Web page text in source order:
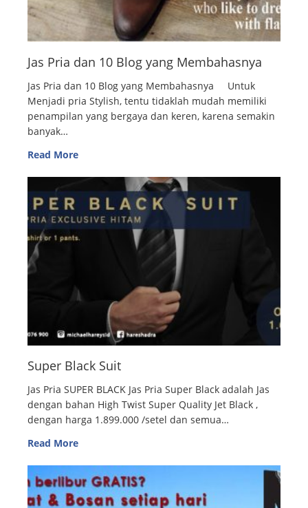
Jas Pria dan 10 Blog yang Membahasnya
Jas Pria dan 10 Blog yang Membahasnya Untuk
Menjadi pria Stylish, tentu tidaklah mudah memiliki
penampilan yang bergaya dan keren, karena semakin
banyak…
Read More
Super Black Suit
Jas Pria SUPER BLACK Jas Pria Super Black adalah Jas
dengan bahan High Twist Super Quality Jet Black ,
dengan harga 1.899.000 /setel dan semua…
Read More